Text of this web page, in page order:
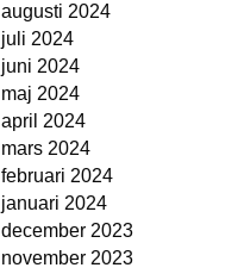
augusti 2024
juli 2024
juni 2024
maj 2024
april 2024
mars 2024
februari 2024
januari 2024
december 2023
november 2023